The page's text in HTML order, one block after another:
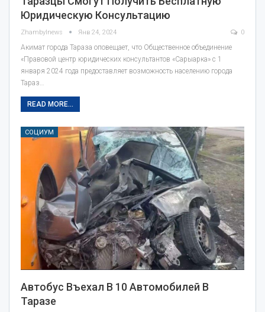
Юридическую Консультацию
Zhambylnews Янв 24, 2024 0
Акимат города Тараза оповещает, что Общественное объединение
«Правовой центр юридических консультантов «Сарыарка» с 1
января 2024 года предоставляет возможность населению города
Тараз…
READ MORE...
СОЦИУМ
Автобус Въехал В 10 Автомобилей В
Таразе